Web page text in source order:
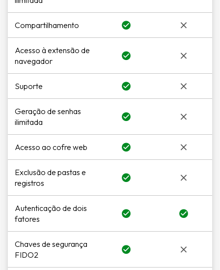
Compartilhamento
Acesso à extensão de
navegador
Suporte
Geração de senhas
ilimitada
Acesso ao cofre web
Exclusão de pastas e
registros
Autenticação de dois
fatores
Chaves de segurança
FIDO2